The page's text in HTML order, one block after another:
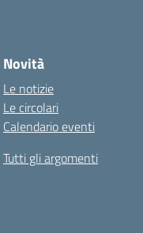
Novità
Le notizie
Le circolari
Calendario eventi
Tutti gli argomenti